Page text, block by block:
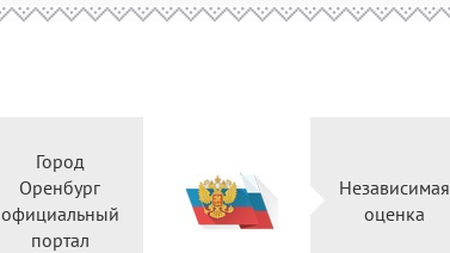
Город
Оренбург
официальный
портал
Независимая
оценка